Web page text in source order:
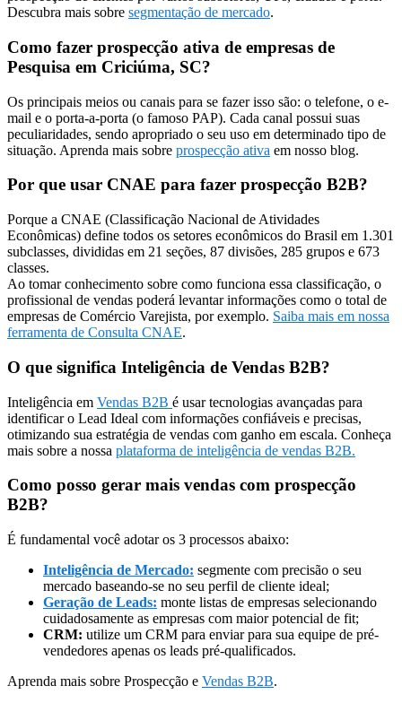
Descubra mais sobre segmentação de mercado.
Como fazer prospecção ativa de empresas de
Pesquisa em Criciúma, SC?
Os principais meios ou canais para se fazer isso são: o telefone, o e-
mail e o porta-a-porta (o famoso PAP). Cada canal possui suas
peculiaridades, sendo apropriado o seu uso em determinado tipo de
situação. Aprenda mais sobre prospecção ativa em nosso blog.
Por que usar CNAE para fazer prospecção B2B?
Porque a CNAE (Classificação Nacional de Atividades
Econômicas) define todos os setores econômicos do Brasil em 1.301
subclasses, divididas em 21 seções, 87 divisões, 285 grupos e 673
classes.
Ao tomar conhecimento sobre como funciona essa classificação, o
profissional de vendas poderá levantar informações como o total de
empresas de Comércio Varejista, por exemplo. Saiba mais em nossa
ferramenta de Consulta CNAE.
O que significa Inteligência de Vendas B2B?
Inteligência em Vendas B2B é usar tecnologias avançadas para
identificar o Lead Ideal com informações confiáveis e precisas,
otimizando sua estratégia de vendas com ganho em escala. Conheça
mais sobre a nossa plataforma de inteligência de vendas B2B.
Como posso gerar mais vendas com prospecção
B2B?
É fundamental você adotar os 3 processos abaixo:
Inteligência de Mercado: segmente com precisão o seu
mercado baseando-se no seu perfil de cliente ideal;
Geração de Leads: monte listas de empresas selecionando
cuidadosamente as empresas com maior potencial de fit;
CRM: utilize um CRM para enviar para sua equipe de pré-
vendedores apenas os leads pré-qualificados.
Aprenda mais sobre Prospecção e Vendas B2B.